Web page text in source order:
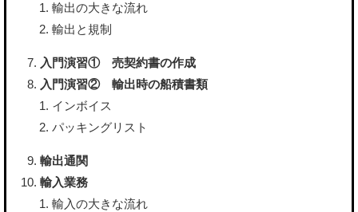
輸出の大きな流れ
輸出と規制
入門演習① 売契約書の作成
入門演習② 輸出時の船積書類
インボイス
パッキングリスト
輸出通関
輸入業務
輸入の大きな流れ